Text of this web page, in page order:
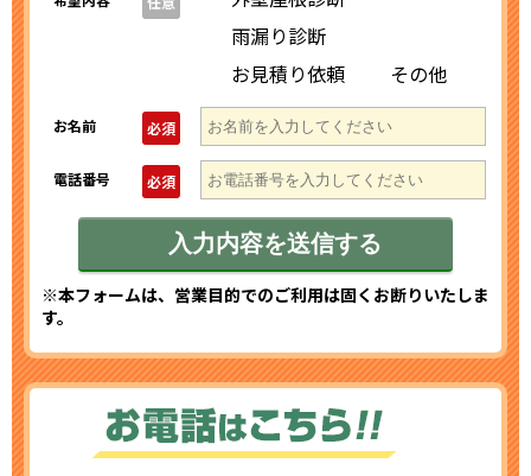
雨漏り診断
お見積り依頼
その他
お名前 必須
電話番号 必須
※本フォームは、営業目的でのご利用は固くお断りいたしま
す。